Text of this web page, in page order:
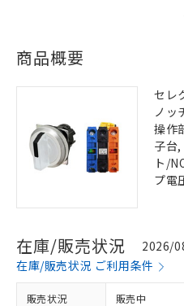
商品概要
セレ
ノッ
操作
子台
ト/
プ電
在庫/販売状況
2026/
在庫/販売状況 ご利用条件
販売状況 販売中